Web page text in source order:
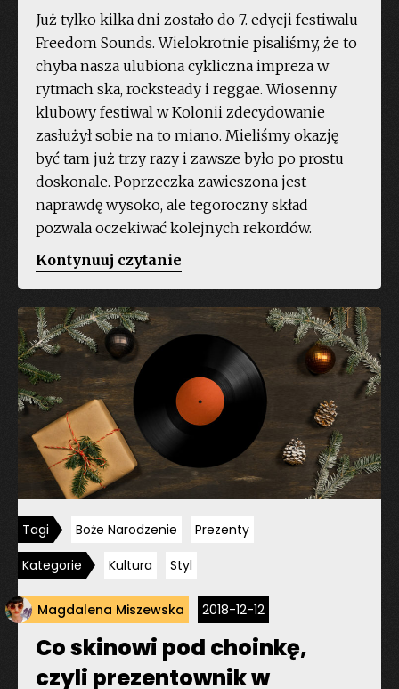
Już tylko kilka dni zostało do 7. edycji festiwalu
Freedom Sounds. Wielokrotnie pisaliśmy, że to
chyba nasza ulubiona cykliczna impreza w
rytmach ska, rocksteady i reggae. Wiosenny
klubowy festiwal w Kolonii zdecydowanie
zasłużył sobie na to miano. Mieliśmy okazję
być tam już trzy razy i zawsze było po prostu
doskonale. Poprzeczka zawieszona jest
naprawdę wysoko, ale tegoroczny skład
pozwala oczekiwać kolejnych rekordów.
Kontynuuj czytanie
Festival
Tagi Boże Narodzenie
Prezenty
Kategorie
Kultura Styl
Magdalena Miszewska 2018-12-12
Co skinowi pod choinkę,
czyli prezentownik w